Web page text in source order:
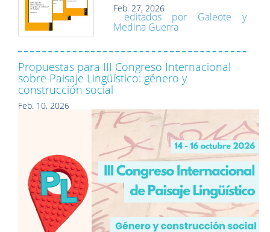
Feb. 27, 2026
editados por Galeote y
Medina Guerra
Propuestas para III Congreso Internacional
sobre Paisaje Lingüístico: género y
construcción social
Feb. 10, 2026